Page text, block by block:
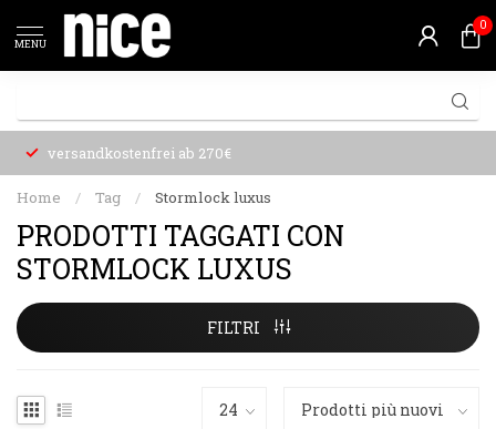
MENU
0
versandkostenfrei ab 270€
Home / Tag / Stormlock luxus
PRODOTTI TAGGATI CON
STORMLOCK LUXUS
FILTRI